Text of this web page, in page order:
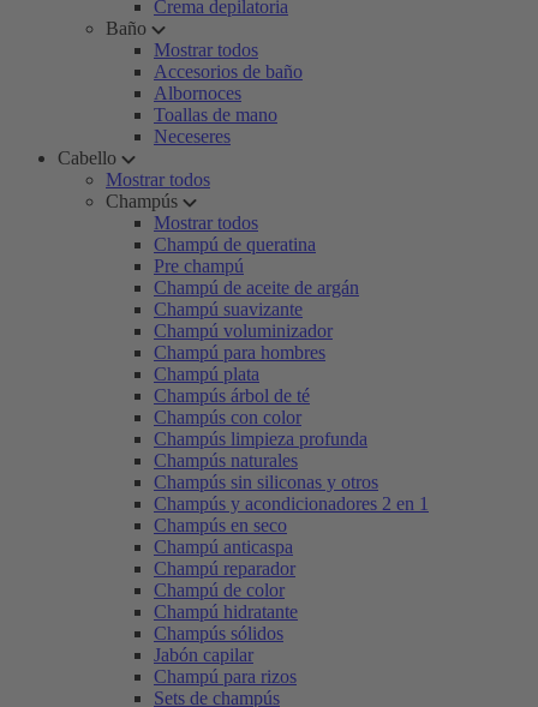
Crema depilatoria
Baño
Mostrar todos
Accesorios de baño
Albornoces
Toallas de mano
Neceseres
Cabello
Mostrar todos
Champús
Mostrar todos
Champú de queratina
Pre champú
Champú de aceite de argán
Champú suavizante
Champú voluminizador
Champú para hombres
Champú plata
Champús árbol de té
Champús con color
Champús limpieza profunda
Champús naturales
Champús sin siliconas y otros
Champús y acondicionadores 2 en 1
Champús en seco
Champú anticaspa
Champú reparador
Champú de color
Champú hidratante
Champús sólidos
Jabón capilar
Champú para rizos
Sets de champús